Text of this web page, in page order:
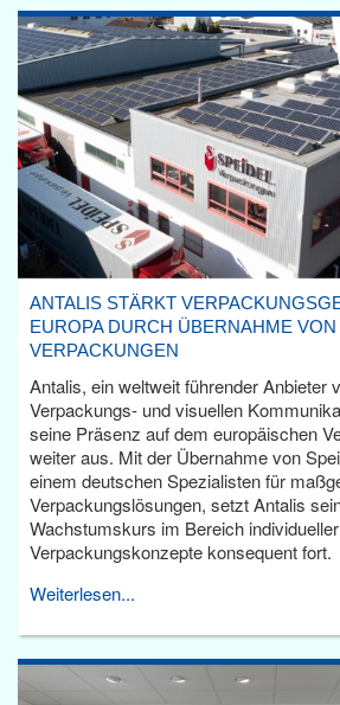
ANTALIS STÄRKT
EUROPA DURCH ÜBERNAHME VON
VERPACKUNGEN
Antalis, ein weltweit führender Anbieter
Verpackungs- und visuellen
seine Präsenz auf dem europäischen
weiter aus. Mit der Übernahme von
einem deutschen Spezialisten für
Verpackungslösungen, setzt Antalis
Wachstumskurs im Bereich individueller
Verpackungskonzepte konsequent fort.
Weiterlesen...